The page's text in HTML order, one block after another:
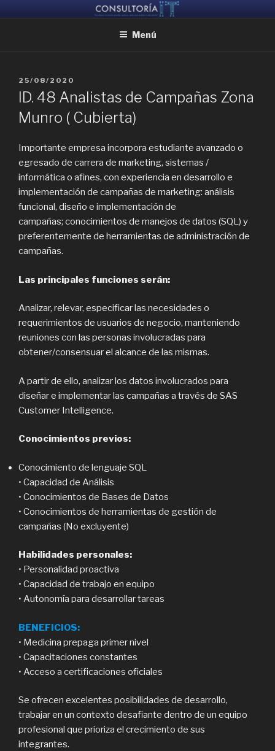
al
CONSULTORIA IT
Ayudamos a reunir grandes mentes, para que puedan crear juntas
Menú
PUBLICADO
EL
25/08/2020
ID. 48 Analistas de Campañas Zona
Munro ( Cubierta)
Importante empresa incorpora estudiante avanzado o
egresado de carrera de marketing, sistemas /
informática o afines, con experiencia en desarrollo e
implementación de campañas de marketing: análisis
funcional, diseño e implementación de
campañas; conocimientos de manejos de datos (SQL) y
preferentemente de herramientas de administración de
campañas.
Las principales funciones serán:
Analizar, relevar, especificar las necesidades o
requerimientos de usuarios de negocio, manteniendo
reuniones con las personas involucradas para
obtener/consensuar el alcance de las mismas.
A partir de ello, analizar los datos involucrados para
diseñar e implementar las campañas a través de SAS
Customer Intelligence.
Conocimientos previos:
Conocimiento de lenguaje SQL
• Capacidad de Análisis
• Conocimientos de Bases de Datos
• Conocimientos de herramientas de gestión de
campañas (No excluyente)
Habilidades personales:
• Personalidad proactiva
• Capacidad de trabajo en equipo
• Autonomía para desarrollar tareas
BENEFICIOS:
• Medicina prepaga primer nivel
• Capacitaciones constantes
• Acceso a certificaciones oficiales
Se ofrecen excelentes posibilidades de desarrollo,
trabajar en un contexto desafiante dentro de un equipo
profesional que prioriza el crecimiento de sus
integrantes.